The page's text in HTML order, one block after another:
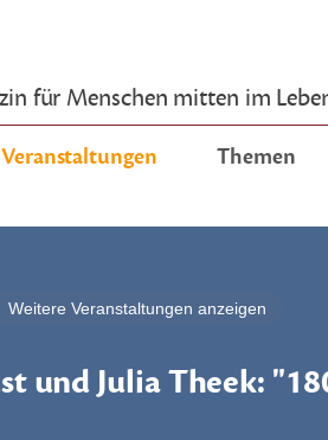
für Menschen mitten im
Veranstaltungen Themen
Weitere Veranstaltungen anzeigen
und Julia Theek: